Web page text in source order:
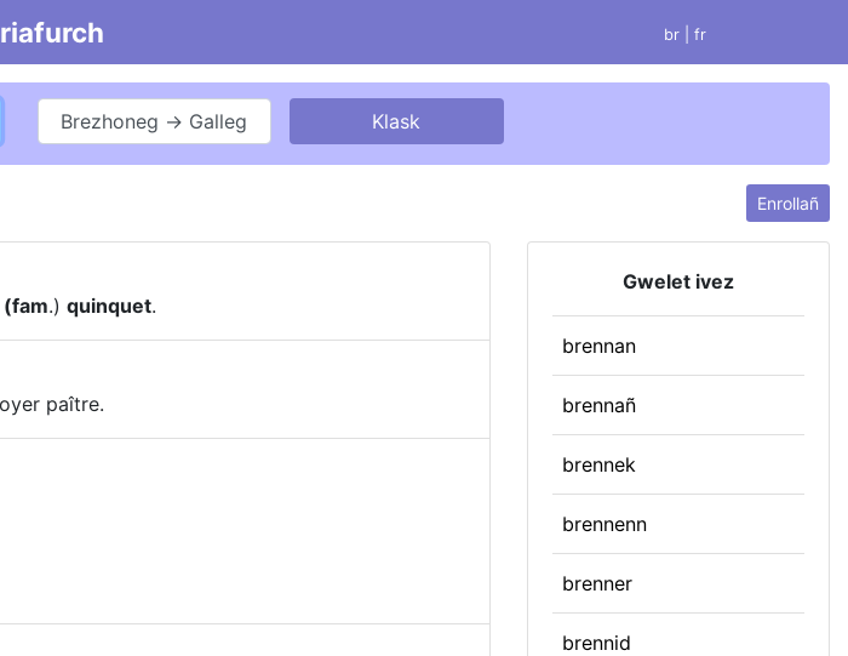
br | fr
Brezhoneg → Galleg
Enrollañ
.) quinquet.
paître.
Gwelet ivez
brennan
brennañ
brennek
brennenn
brenner
brennid